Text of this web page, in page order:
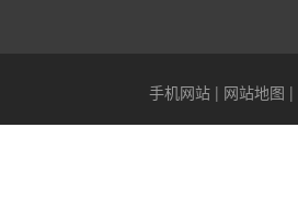
手机网站| 网站地图 |